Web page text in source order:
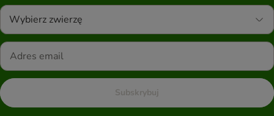
Wybierz zwierzę
Subskrybuj